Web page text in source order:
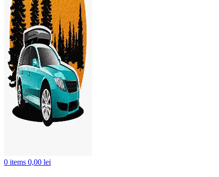
0 items 0,00 lei